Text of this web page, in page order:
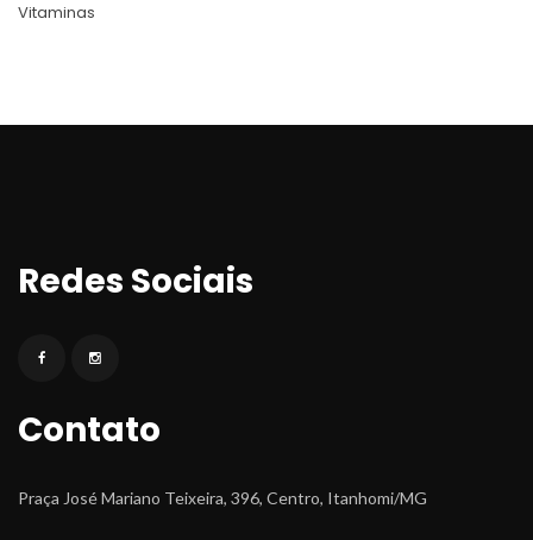
Vitamina
Redes Sociai
Contato
Praça José Mariano Teixeira, 396, Centro, Itanhomi/MG